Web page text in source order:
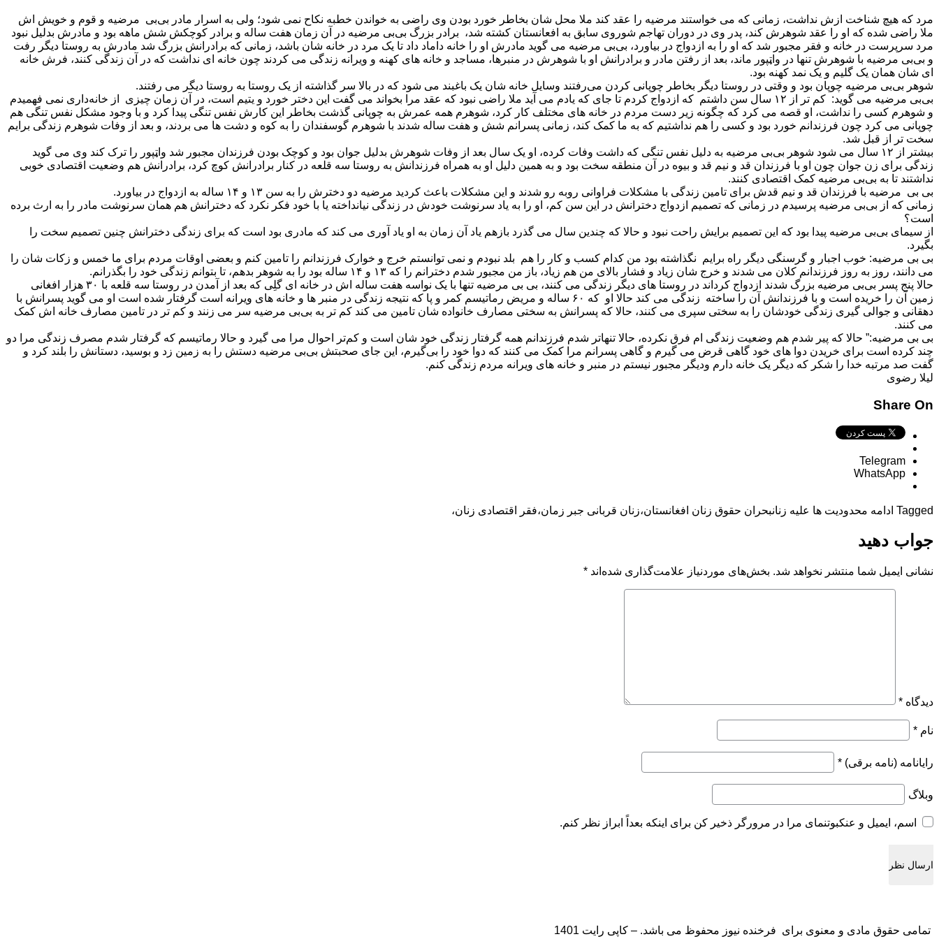
مرد که هیچ شناخت ازش نداشت، زمانی که می خواستند مرضیه را عقد کند ملا محل شان بخاطر خورد بودن وی راضی به خواندن خطبه نکاح نمی شود؛ ولی به اسرار مادر بی‌بی مرضیه و قوم و خویش اش
ملا راضی شده که او را عقد شوهرش کند، پدر وی در دوران تهاجم شوروی سابق به افعانستان کشته شد، برادر بزرگ بی‌بی مرضیه در آن زمان هفت ساله و برادر کوچکش شش ماهه بود و مادرش بدلیل نبود
مرد سرپرست در خانه و فقر مجبور‌ شد که او را به ازدواج در بیاورد، بی‌بی مرضیه می گوید مادرش او را خانه داماد داد تا یک مرد در خانه شان باشد، زمانی که برادرانش بزرگ شد مادرش به روستا دیگر رفت
و بی‌بی مرضیه با شوهرش تنها در واټپور ماند، بعد از رفتن مادر و برادرانش او با شوهرش در منبرها، مساجد و خانه های کهنه و ویرانه زندگی می کردند چون خانه ای نداشت که در آن زندگی کنند، فرش خانه
ای شان همان یک گلیم و یک نمد کهنه بود.
شوهر بی‌بی مرضیه چوپان بود و وقتی در روستا دیگر بخاطر چوپانی کردن می‌رفتند وسایل خانه شان یک باغبند می شود که در بالا سر گذاشته از یک روستا به روستا دیگر می رفتند.
بی‌بی مرضیه می گوید: کم تر از ۱۲ سال سن داشتم که ازدواج کردم تا جای که یادم می آید ملا راضی نبود که عقد مرا بخواند می گفت این دختر خورد و یتیم است، در آن زمان چیزی از خانه‌داری نمی فهمیدم
و شوهرم کسی را نداشت، او قصه می کرد که چگونه زیر دست مردم در خانه های مختلف کار کرد، شوهرم همه عمرش به چوپانی گذشت بخاطر این کارش نفس تنگی پیدا کرد و با وجود مشکل نفس تنگی هم
چوپانی می کرد چون فرزندانم خورد بود و کسی را هم نداشتیم که به ما کمک کند، زمانی پسرانم شش و هفت ساله شدند با شوهرم گوسفندان را به کوه و دشت ها می بردند، و بعد از وفات شوهرم زندگی برایم
سخت تر از قبل شد.
بیشتر از ۱۲ سال می شود شوهر بی‌بی مرضیه به دلیل نفس تنگی که داشت وفات کرده، او یک سال بعد از وفات شوهرش بدلیل جوان بود و کوچک بودن فرزندان مجبور شد واټپور را ترک کند وی می گوید
زندگی برای زن جوان چون او با فرزندان قد و نیم قد و بیوه در آن منطقه سخت بود و به همین دلیل او به همراه فرزندانش به روستا سه قلعه در کنار برادرانش کوچ کرد، برادرانش هم وضعیت اقتصادی خوبی
نداشتند تا به بی‌بی مرضیه کمک اقتصادی کنند.
بی بی مرضیه با فرزندان قد و نیم قدش برای تامین زندگی با مشکلات فراوانی روبه رو شدند و این مشکلات باعث کردید مرضیه دو دخترش را به سن ۱۳ و ۱۴ ساله به ازدواج در‌‌ بیاورد.
زمانی که از بی‌بی مرضیه پرسیدم در زمانی که تصمیم ازدواج دخترانش در این سن کم، او را به یاد سرنوشت خودش در زندگی نیانداخته یا با خود فکر نکرد که دخترانش هم همان سرنوشت مادر را به ارث برده
است؟
از سیمای بی‌بی مرضیه پیدا بود که این تصمیم برایش راحت نبود و حالا که چندین سال می گذرد بازهم یاد آن زمان به او یاد آوری می کند که مادری بود است که برای زندگی دخترانش چنین تصمیم سخت را
بگیرد.
بی بی مرضیه: خوب اجبار و گرسنگی دیگر راه برایم نگذاشته بود من کدام کسب و کار را هم بلد نبودم و نمی توانستم خرج و خوارک فرزندانم را تامین کنم و بعضی اوقات مردم برای ما خمس و زکات شان را
می دانند، روز به روز فرزندانم کلان می شدند و خرج شان زیاد و فشار بالای من هم زیاد، باز من مجبور شدم دخترانم را که ۱۳ و ۱۴ ساله بود را به شوهر بدهم، تا بتوانم زندگی خود را بگذرانم.
حالا پنج پسر بی‌بی مرضیه بزرگ شدند ازدواج کرداند در روستا های دیگر زندگی می کنند، بی بی مرضیه تنها با یک نواسه هفت ساله اش در خانه ای گلِی که بعد از آمدن در روستا سه قلعه با ۳۰ هزار‌ افغانی
زمین آن را خریده است و با فرزندانش آن را ساخته زندگی می کند حالا او که ۶۰ ساله و مریض رماتیسم کمر و پا که نتیجه زندگی در منبر ها و خانه های ویرانه است گرفتار شده است او می گوید پسرانش با
دهقانی و جوالی گیری زندگی خودشان را به سختی سپری می کنند، حالا که پسرانش به سختی مصارف خانواده شان تامین می کند کم تر به بی‌بی مرضیه سر می زنند و کم تر در تامین مصارف خانه اش کمک
می کنند.
بی بی مرضیه:” حالا که پیر شدم هم وضعیت زندگی ام فرق نکرده، حالا تنهاتر شدم فرزندانم همه گرفتار زندگی خود شان است و کم‌تر احوال مرا می گيرد و حالا رماتیسم که گرفتار شدم مصرف زندگی مرا دو
چند کرده است برای خریدن دوا های خود گاهی قرض می گیرم و گاهی پسرانم مرا کمک می کنند که دوا خود را بی‌گیرم، این جای صحبتش بی‌بی مرضیه دستش را به زمین زد و بوسید، دستانش را بلند کرد و
گفت صد مرتبه خدا را شکر که دیگر یک خانه دارم ودیگر مجبور نیستم در منبر و خانه های ویرانه مردم زندگی کنم.
لیلا رضوی
Share On
Telegram
WhatsApp
Tagged ادامه محدودیت ها علیه زنانبحران حقوق زنان افغانستان،زنان قربانی جبر زمان،فقر اقتصادی زنان،
جواب دهید
نشانی ایمیل شما منتشر نخواهد شد. بخش‌های موردنیاز علامت‌گذاری شده‌اند *
دیدگاه *
نام *
رایانامه (نامه برقی) *
وبلاگ
اسم، ایمیل و عنکبوتنمای مرا در مرورگر ذخیر کن برای اینکه بعداً ابراز نظر کنم.
تمامی حقوق مادی و معنوی برای فرخنده نیوز محفوظ می باشد. – کاپی رایت 1401